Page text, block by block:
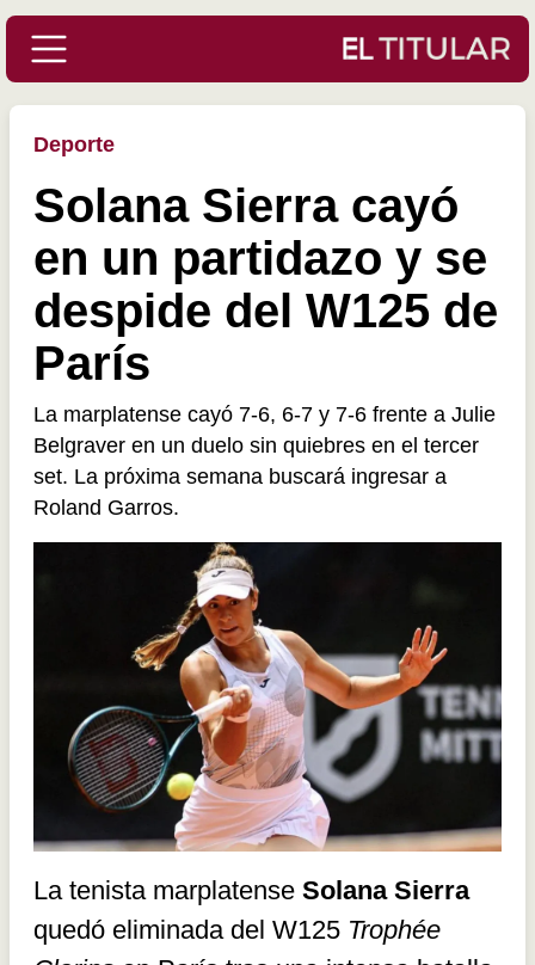
Deporte
Solana Sierra cayó
en un partidazo y se
despide del W125 de
París
La marplatense cayó 7-6, 6-7 y 7-6 frente a Julie
Belgraver en un duelo sin quiebres en el tercer
set. La próxima semana buscará ingresar a
Roland Garros.
La tenista marplatense Solana Sierra
quedó eliminada del W125 Trophée